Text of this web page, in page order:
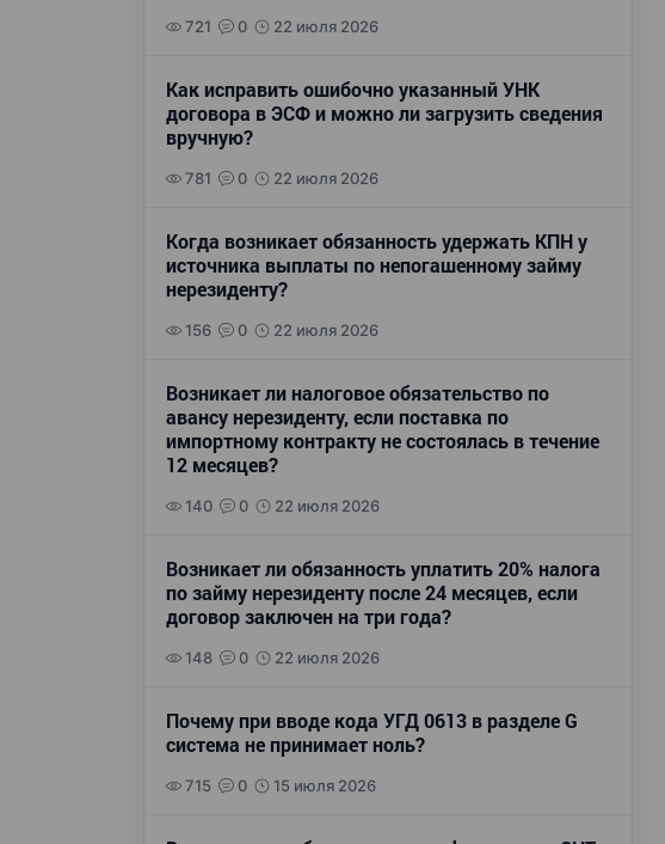
721 0 22 июля 2026
Как исправить ошибочно указанный УНК
договора в ЭСФ и можно ли загрузить сведения
вручную?
781 0 22 июля 2026
Когда возникает обязанность удержать КПН у
источника выплаты по непогашенному займу
нерезиденту?
156 0 22 июля 2026
Возникает ли налоговое обязательство по
авансу нерезиденту, если поставка по
импортному контракту не состоялась в течение
12 месяцев?
140 0 22 июля 2026
Возникает ли обязанность уплатить 20% налога
по займу нерезиденту после 24 месяцев, если
договор заключен на три года?
148 0 22 июля 2026
Почему при вводе кода УГД 0613 в разделе G
система не принимает ноль?
715 0 15 июля 2026